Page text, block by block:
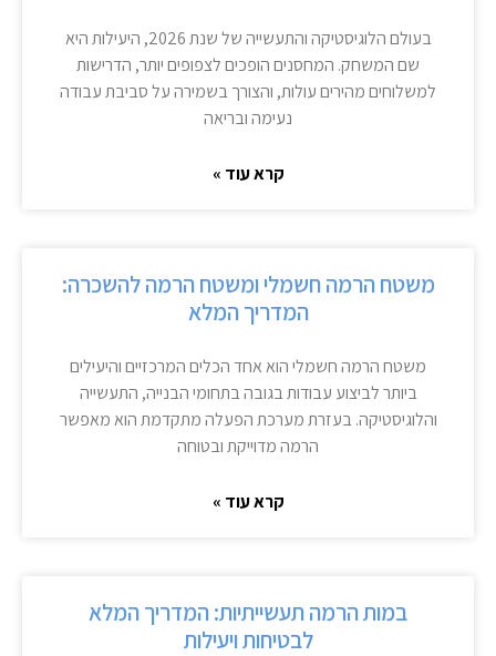
בעולם הלוגיסטיקה והתעשייה של שנת 2026, היעילות היא
שם המשחק. המחסנים הופכים לצפופים יותר, הדרישות
למשלוחים מהירים עולות, והצורך בשמירה על סביבת עבודה
נעימה ובריאה
קרא עוד »
משטח הרמה חשמלי ומשטח הרמה להשכרה:
המדריך המלא
משטח הרמה חשמלי הוא אחד הכלים המרכזיים והיעילים
ביותר לביצוע עבודות בגובה בתחומי הבנייה, התעשייה
והלוגיסטיקה. בעזרת מערכת הפעלה מתקדמת הוא מאפשר
הרמה מדוייקת ובטוחה
קרא עוד »
במות הרמה תעשייתיות: המדריך המלא
לבטיחות ויעילות